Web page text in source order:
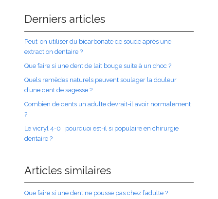
Derniers articles
Peut-on utiliser du bicarbonate de soude après une
extraction dentaire ?
Que faire si une dent de lait bouge suite à un choc ?
Quels remèdes naturels peuvent soulager la douleur
d’une dent de sagesse ?
Combien de dents un adulte devrait-il avoir normalement
?
Le vicryl 4-0 : pourquoi est-il si populaire en chirurgie
dentaire ?
Articles similaires
Que faire si une dent ne pousse pas chez l’adulte ?